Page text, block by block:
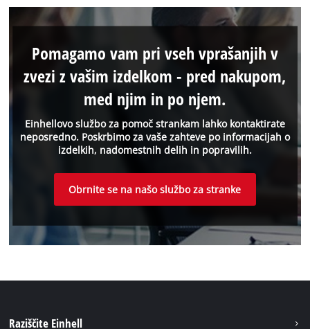
Einhellovo službo za pomoč strankam lahko kontaktirate
neposredno. Poskrbimo za vaše zahteve po informacijah o
izdelkih, nadomestnih delih in popravilih.
Pomagamo vam pri vseh vprašanjih v
zvezi z vašim izdelkom - pred nakupom,
med njim in po njem.
Obrnite se na našo službo za stranke
Raziščite Einhell